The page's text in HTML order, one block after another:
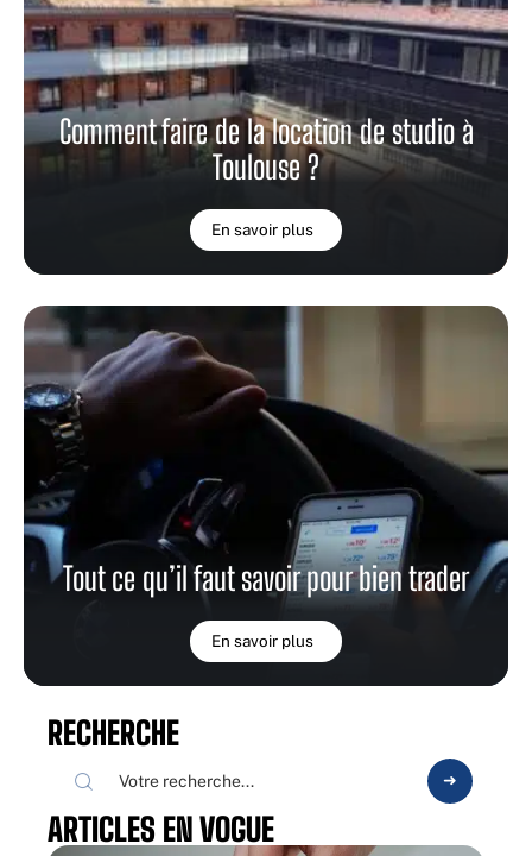
Comment faire de la location de studio à
Toulouse ?
En savoir plus
Tout ce qu’il faut savoir pour bien trader
En savoir plus
RECHERCHE
ARTICLES EN VOGUE